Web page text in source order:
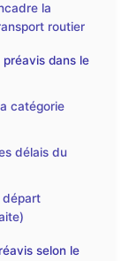
la
routier
dans le
catégorie
délais du
départ
selon le